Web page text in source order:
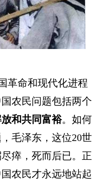
革命和现代化进程
农民问题包括两个
和共同富裕。如何
毛泽东，这位20世
瘁，死而后已。 正
农民才永远地站起